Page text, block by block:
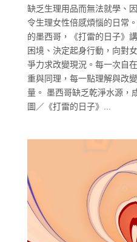
缺乏生理用品而無法就學、
令生理女性倍感煩惱的日常
的墨西哥，《打雷的日子》
困境、決定起身行動，向對
爭力求改變現況。每一次自
重與同理，每一點理解與改
量。 墨西哥缺乏乾淨水源，
圖／《打雷的日子》...